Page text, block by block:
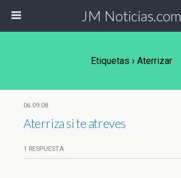
JM Noticias.com
Etiquetas › Aterrizar
06.09.08
Aterriza si te atreves
1 RESPUESTA